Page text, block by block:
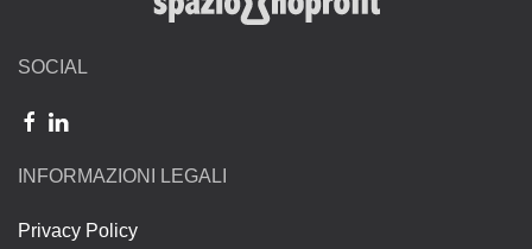
SOCIAL
INFORMAZIONI LEGALI
Privacy Policy